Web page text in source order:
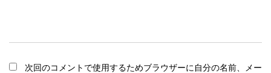
次回のコメントで使用するためブラウザーに自分の名前、メー